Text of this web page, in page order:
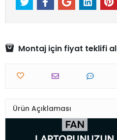
Montaj için fiyat teklifi al
Ürün Açıklaması